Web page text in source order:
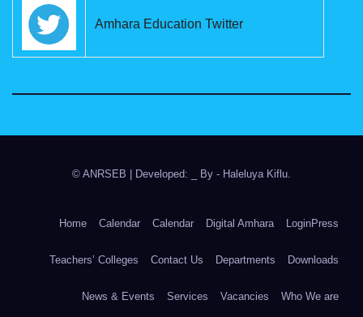
Amhara Education Twitter
© ANRSEB Developed: _ By - Haleluya Kiflu
Home Calendar Calendar Digital Amhara LoginPress
Teachers’ Colleges Contact Us Departments Downloads
News & Events Services Vacancies Who We are